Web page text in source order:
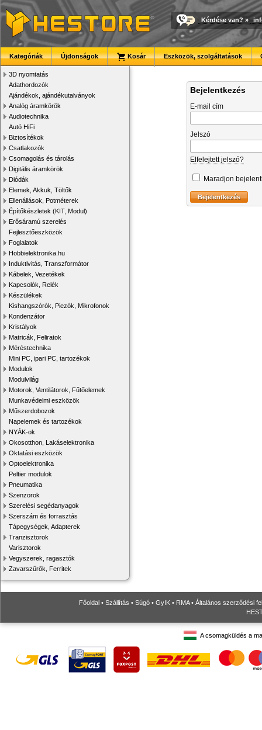
Kérdése van? »
Kategóriák Újdonságok Kosár Eszközök, szolgáltatások
3D nyomtatás
Adathordozók
Ajándékok, ajándékutalványok
Analóg áramkörök
Audiotechnika
Autó HiFi
Biztosítékok
Csatlakozók
Csomagolás és tárolás
Digitális áramkörök
Diódák
Elemek, Akkuk, Töltők
Ellenállások, Potméterek
Építőkészletek (KIT, Modul)
Erősáramú szerelés
Fejlesztőeszközök
Foglalatok
Hobbielektronika.hu
Induktivitás, Transzformátor
Kábelek, Vezetékek
Kapcsolók, Relék
Készülékek
Kishangszórók, Piezók, Mikrofonok
Kondenzátor
Kristályok
Matricák, Feliratok
Méréstechnika
Mini PC, ipari PC, tartozékok
Modulok
Modulvilág
Motorok, Ventilátorok, Fűtőelemek
Munkavédelmi eszközök
Műszerdobozok
Napelemek és tartozékok
NYÁK-ok
Okosotthon, Lakáselektronika
Oktatási eszközök
Optoelektronika
Peltier modulok
Pneumatika
Szenzorok
Szerelési segédanyagok
Szerszám és forrasztás
Tápegységek, Adapterek
Tranzisztorok
Varisztorok
Vegyszerek, ragasztók
Zavarszűrők, Ferritek
Bejelentkezés
E-mail cím
Jelszó
Elfelejtett jelszó?
Maradjon
Főoldal • Szállítás • Súgó • GyIK • RMA• Általános szerződési
A csomagküldés a